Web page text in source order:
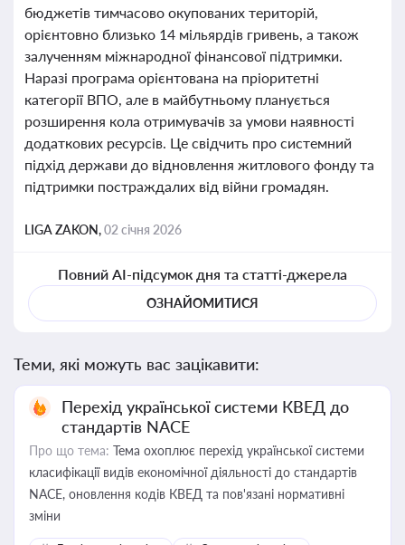
бюджетів тимчасово окупованих територій,
орієнтовно близько 14 мільярдів гривень, а також
залученням міжнародної фінансової підтримки.
Наразі програма орієнтована на пріоритетні
категорії ВПО, але в майбутньому планується
розширення кола отримувачів за умови наявності
додаткових ресурсів. Це свідчить про системний
підхід держави до відновлення житлового фонду та
підтримки постраждалих від війни громадян.
LIGA ZAKON,02 січня 2026
Повний AI-підсумок дня та статті-джерела
ОЗНАЙОМИТИСЯ
Теми, які можуть вас зацікавити:
Перехід української системи КВЕД до
стандартів NACE
Про що тема: Тема охоплює перехід української системи
класифікації видів економічної діяльності до стандартів
NACE, оновлення кодів КВЕД та пов'язані нормативні
зміни